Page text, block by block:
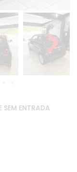
SEM ENTRADA